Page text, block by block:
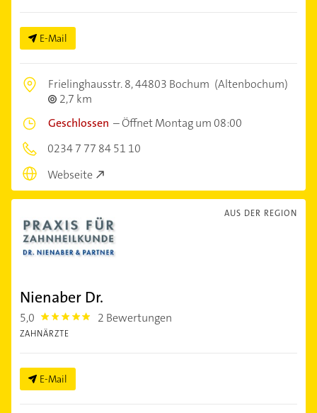
E-Mail
Frielinghausstr. 8,44803 Bochum (Altenbochum)
2,7 km
Geschlossen –Öffnet Montag um 08:00
0234 7 77 84 51 10
Webseite
AUS DER REGION
Nienaber Dr.
5,0 5.0 2 Bewertungen
ZAHNÄRZTE
E-Mail